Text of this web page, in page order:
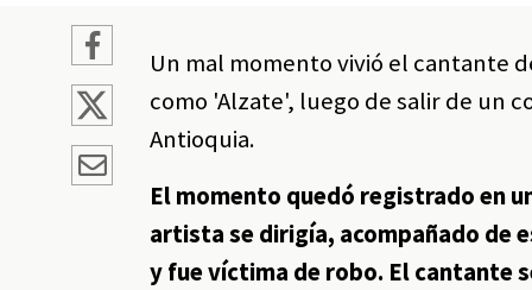
Un mal momento vivió el cantante
como 'Alzate', luego de salir de un
Antioquia.
El momento quedó registrado en
artista se dirigía, acompañado de
y fue víctima de robo. El cantante